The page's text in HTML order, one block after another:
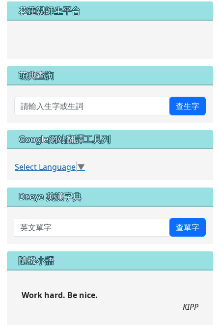
左邊區域內容
花蓮親師生平台
萌典查詢
查生字
Google網站翻譯工具列
Select Language▼
Dr.eye 英漢字典
英文單字 查單字
隨機小語
Work hard. Be nice.
KIPP